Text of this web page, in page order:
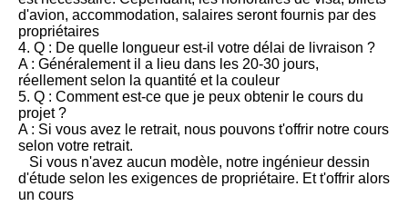
d'avion, accommodation, salaires seront fournis par des
propriétaires
4. Q : De quelle longueur est-il votre délai de livraison ?
A : Généralement il a lieu dans les 20-30 jours,
réellement selon la quantité et la couleur
5. Q : Comment est-ce que je peux obtenir le cours du
projet ?
A : Si vous avez le retrait, nous pouvons t'offrir notre cours
selon votre retrait.
Si vous n'avez aucun modèle, notre ingénieur dessin
d'étude selon les exigences de propriétaire. Et t'offrir alors
un cours